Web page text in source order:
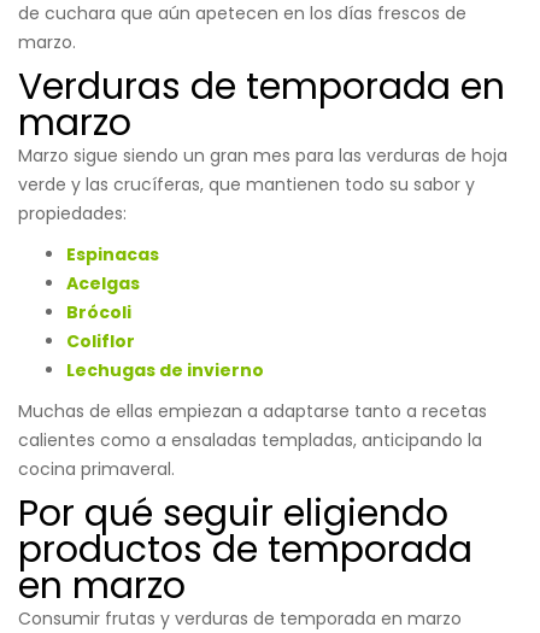
de cuchara que aún apetecen en los días frescos de
marzo.
Verduras de temporada en
marzo
Marzo sigue siendo un gran mes para las verduras de hoja
verde y las crucíferas, que mantienen todo su sabor y
propiedades:
Espinacas
Acelgas
Brócoli
Coliflor
Lechugas de invierno
Muchas de ellas empiezan a adaptarse tanto a recetas
calientes como a ensaladas templadas, anticipando la
cocina primaveral.
Por qué seguir eligiendo
productos de temporada
en marzo
Consumir frutas y verduras de temporada en marzo